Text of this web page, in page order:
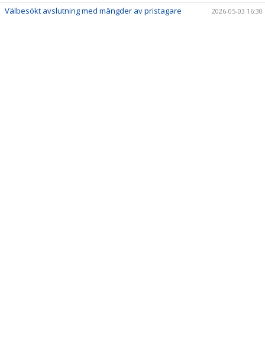
SIBK-SHOPEN
Välbesökt avslutning med mängder av pristagare 2026-05-03 16:30